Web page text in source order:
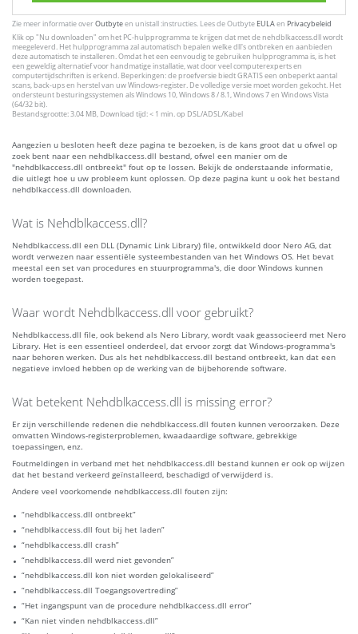
Zie meer informatie overOutbyteen unistall :instructies. Lees de Outbyte EULAen Privacybeleid
Klik op "Nu downloaden" om het PC-hulpprogramma te krijgen dat met de nehdblkaccess.dll wordt
meegeleverd. Het hulpprogramma zal automatisch bepalen welke dll's ontbreken en aanbieden
deze automatisch te installeren. Omdat het een eenvoudig te gebruiken hulpprogramma is, is het
een geweldig alternatief voor handmatige installatie, wat door veel computerexperts en
computertijdschriften is erkend. Beperkingen: de proefversie biedt GRATIS een onbeperkt aantal
scans, back-ups en herstel van uw Windows-register. De volledige versie moet worden gekocht. Het
ondersteunt besturingssystemen als Windows 10, Windows 8 / 8.1, Windows 7 en Windows Vista
(64/32 bit).
Bestandsgrootte: 3.04 MB, Download tijd: < 1 min. op DSL/ADSL/Kabel
Aangezien u besloten heeft deze pagina te bezoeken, is de kans groot dat u ofwel op
zoek bent naar een nehdblkaccess.dll bestand, ofwel een manier om de
"nehdblkaccess.dll ontbreekt" fout op te lossen. Bekijk de onderstaande informatie,
die uitlegt hoe u uw probleem kunt oplossen. Op deze pagina kunt u ook het bestand
nehdblkaccess.dll downloaden.
Wat is Nehdblkaccess.dll?
Nehdblkaccess.dll een DLL (Dynamic Link Library) file, ontwikkeld door Nero AG, dat
wordt verwezen naar essentiële systeembestanden van het Windows OS. Het bevat
meestal een set van procedures en stuurprogramma's, die door Windows kunnen
worden toegepast.
Waar wordt Nehdblkaccess.dll voor gebruikt?
Nehdblkaccess.dll file, ook bekend als Nero Library, wordt vaak geassocieerd met Nero
Library. Het is een essentieel onderdeel, dat ervoor zorgt dat Windows-programma's
naar behoren werken. Dus als het nehdblkaccess.dll bestand ontbreekt, kan dat een
negatieve invloed hebben op de werking van de bijbehorende software.
Wat betekent Nehdblkaccess.dll is missing error?
Er zijn verschillende redenen die nehdblkaccess.dll fouten kunnen veroorzaken. Deze
omvatten Windows-registerproblemen, kwaadaardige software, gebrekkige
toepassingen, enz.
Foutmeldingen in verband met het nehdblkaccess.dll bestand kunnen er ook op wijzen
dat het bestand verkeerd geïnstalleerd, beschadigd of verwijderd is.
Andere veel voorkomende nehdblkaccess.dll fouten zijn:
“nehdblkaccess.dll ontbreekt”
“nehdblkaccess.dll fout bij het laden”
“nehdblkaccess.dll crash”
“nehdblkaccess.dll werd niet gevonden”
“nehdblkaccess.dll kon niet worden gelokaliseerd”
“nehdblkaccess.dll Toegangsovertreding”
“Het ingangspunt van de procedure nehdblkaccess.dll error”
“Kan niet vinden nehdblkaccess.dll”